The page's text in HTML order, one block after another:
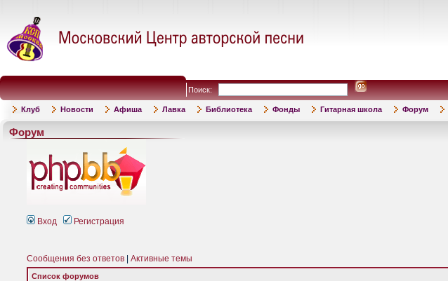
Поиск:
Клуб Новости Афиша Лавка Библиотека Фонды Гитарная школа Форум
Форум
Вход Регистрация
Сообщения без ответов Активные темы
Список форумов